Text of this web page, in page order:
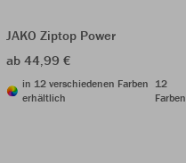
JAKO Ziptop Power
ab 44,99 €
in 12 verschiedenen Farben
erhältlich
12
Farben